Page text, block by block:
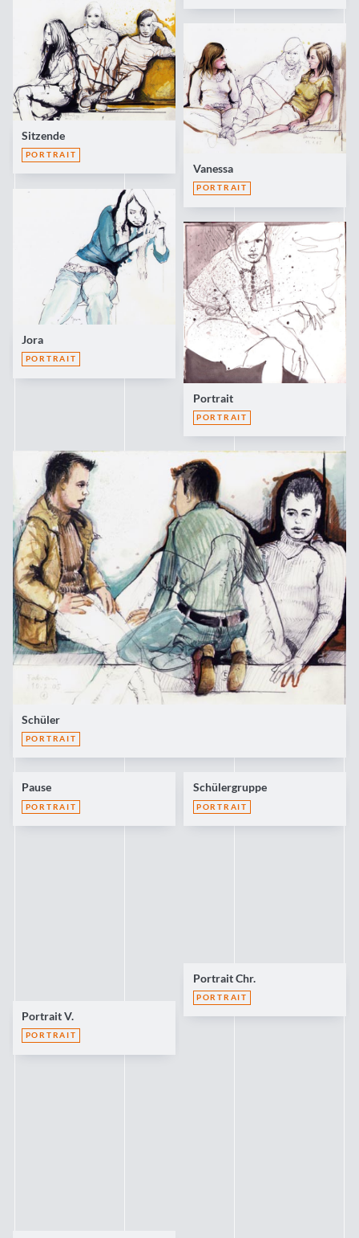
Sitzende
PORTRAIT
Vanessa
PORTRAIT
Jora
PORTRAIT
Portrait
PORTRAIT
Schüler
PORTRAIT
Pause
PORTRAIT
Schülergruppe
PORTRAIT
Portrait Chr.
PORTRAIT
Portrait V.
PORTRAIT